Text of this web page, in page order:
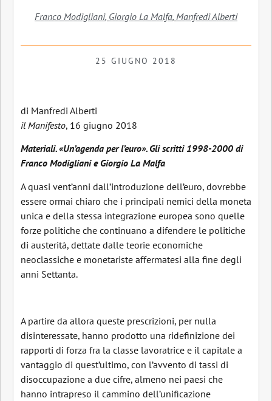
Franco Modigliani, Giorgio La Malfa, Manfredi Alberti
25 GIUGNO 2018
di Manfredi Alberti
il Manifesto, 16 giugno 2018
Materiali. «Un’agenda per l’euro». Gli scritti 1998-2000 di
Franco Modigliani e Giorgio La Malfa
A quasi vent’anni dall’introduzione dell’euro, dovrebbe
essere ormai chiaro che i principali nemici della moneta
unica e della stessa integrazione europea sono quelle
forze politiche che continuano a difendere le politiche
di austerità, dettate dalle teorie economiche
neoclassiche e monetariste affermatesi alla fine degli
anni Settanta.
A partire da allora queste prescrizioni, per nulla
disinteressate, hanno prodotto una ridefinizione dei
rapporti di forza fra la classe lavoratrice e il capitale a
vantaggio di quest’ultimo, con l’avvento di tassi di
disoccupazione a due cifre, almeno nei paesi che
hanno intrapreso il cammino dell’unificazione